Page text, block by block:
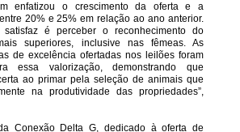
enfatizou o crescimento da oferta e a
20% e 25% em relação ao ano anterior.
é perceber o reconhecimento do
superiores, inclusive nas fêmeas. As
de excelência ofertadas nos leilões foram
essa valorização, demonstrando que
ao primar pela seleção de animais que
na produtividade das propriedades”,
Conexão Delta G, dedicado à oferta de